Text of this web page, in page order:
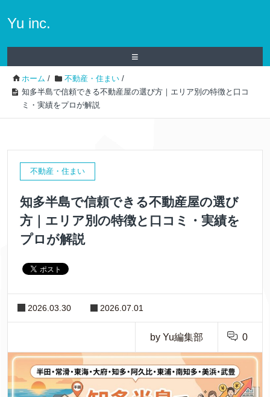
Yu inc.
≡
ホーム / 不動産・住まい /
知多半島で信頼できる不動産屋の選び方｜エリア別の特徴と口コ
ミ・実績をプロが解説
不動産・住まい
知多半島で信頼できる不動産屋の選び
方｜エリア別の特徴と口コミ・実績を
プロが解説
2026.03.30 2026.07.01
by Yu編集部 0